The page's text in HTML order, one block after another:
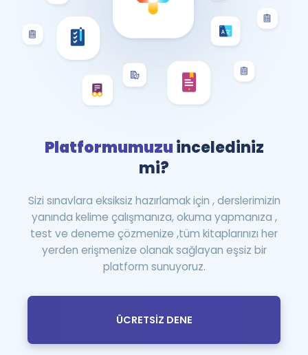
Platformumuzuincelediniz
mi?
Sizi sınavlara eksiksiz hazırlamak için , derslerimizin
yanında kelime çalışmanıza, okuma yapmanıza ,
test ve deneme çözmenize ,tüm kitaplarınızı her
yerden erişmenize olanak sağlayan eşsiz bir
platform sunuyoruz.
ÜCRETSİZ DENE